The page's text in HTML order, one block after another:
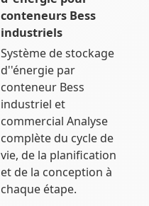
conteneurs Bess
industriels
Système de stockage
d''énergie par
conteneur Bess
industriel et
commercial Analyse
complète du cycle de
vie, de la planification
et de la conception à
chaque étape.